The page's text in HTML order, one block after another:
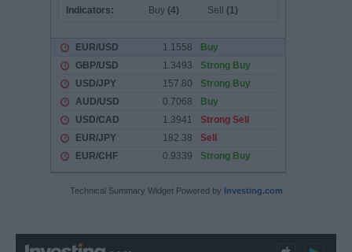
Technical Summary Widget Powered by Investing.com